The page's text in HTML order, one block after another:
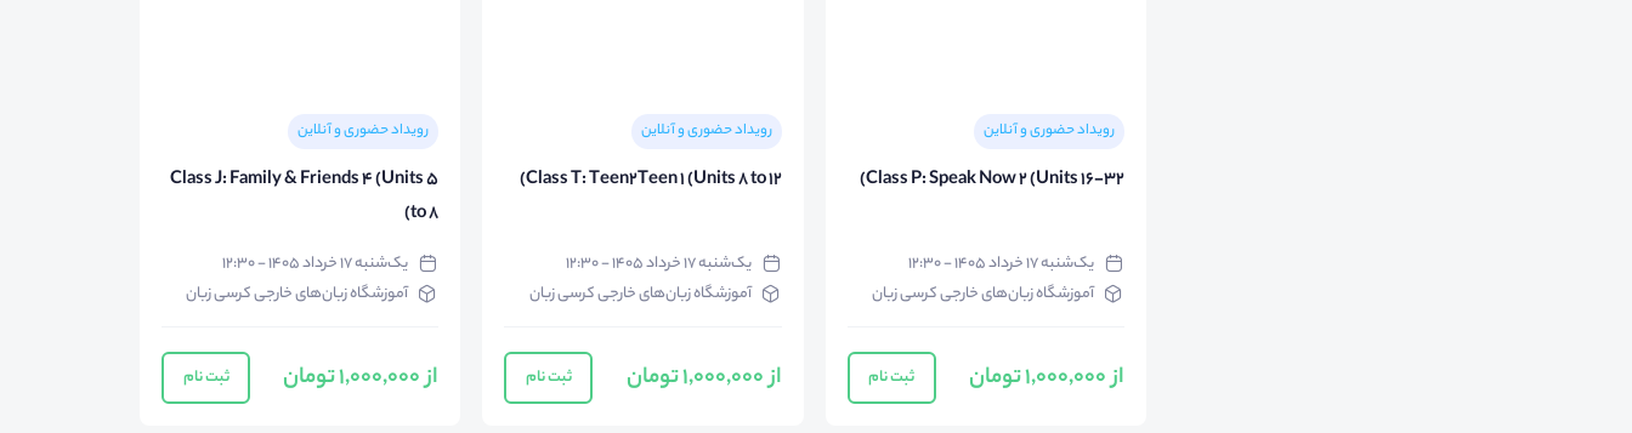
رویداد حضوری و آنلاین
Class P: Speak Now 2 (Units 16-32)
یک‌شنبه ۱۷ خرداد ۱۴۰۵ - ۱۲:۳۰
آموزشگاه زبان‌های خارجی کرسی زبان
از 1,000,000 تومان ثبت نام
رویداد حضوری و آنلاین
Class T: Teen2Teen 1 (Units 8 to 12)
یک‌شنبه ۱۷ خرداد ۱۴۰۵ - ۱۲:۳۰
آموزشگاه زبان‌های خارجی کرسی زبان
از 1,000,000 تومان ثبت نام
رویداد حضوری و آنلاین
Class J: Family & Friends 4 (Units 5
to 8)
یک‌شنبه ۱۷ خرداد ۱۴۰۵ - ۱۲:۳۰
آموزشگاه زبان‌های خارجی کرسی زبان
از 1,000,000 تومان ثبت نام